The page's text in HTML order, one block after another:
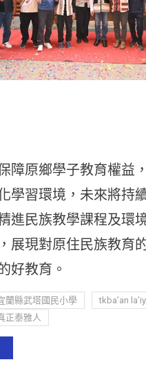
障原鄉學子教育權益
學習環境，未來將持
進民族教學課程及環
展現對原住民族教育
好教育。
蘭縣武塔國民小學
tkba’an la’iy
正泰雅人